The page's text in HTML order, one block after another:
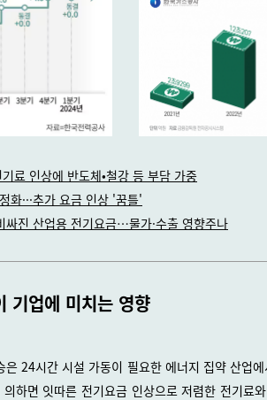
료 인상에 반도체•철강 등 부담 가중
화···추가 요금 인상 '꿈틀'
싸진 산업용 전기요금…물가·수출 영향주나
기업에 미치는 영향
은 24시간 시설 가동이 필요한 에너지 집약 산업
하면 잇따른 전기요금 인상으로 저렴한 전기료